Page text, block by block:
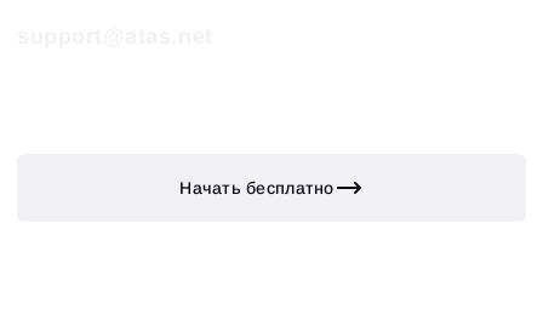
Начать бесплатно